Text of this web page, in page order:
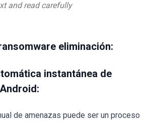
and read carefully
eliminación:
instantánea de
de amenazas puede ser un proceso